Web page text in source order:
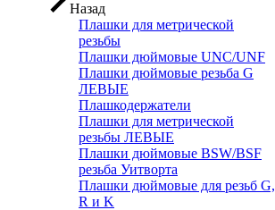
Назад
Плашки для метрической
резьбы
Плашки дюймовые UNC/UNF
Плашки дюймовые резьба G
ЛЕВЫЕ
Плашкодержатели
Плашки для метрической
резьбы ЛЕВЫЕ
Плашки дюймовые BSW/BSF
резьба Уитворта
Плашки дюймовые для резьб G,
R и K